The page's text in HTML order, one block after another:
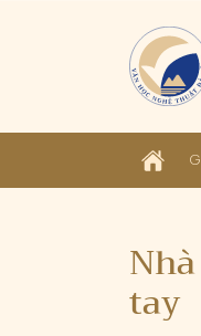
tay